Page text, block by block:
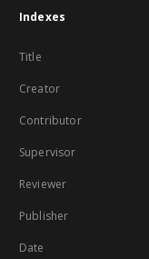
Indexes
Title
Creator
Contributor
Supervisor
Reviewer
Publisher
Date